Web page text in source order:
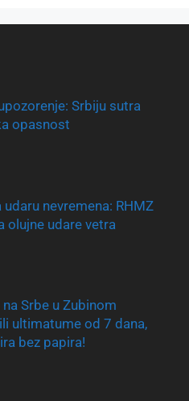
Srbiju sutra
opasnost
nevremena: RHMZ
olujne udare vetra
Srbe u Zubinom
ultimatume od 7 dana,
bez papira!